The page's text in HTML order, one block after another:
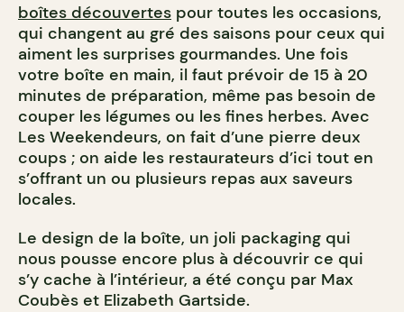
boîtes découvertes pour toutes les occasions,
qui changent au gré des saisons pour ceux qui
aiment les surprises gourmandes. Une fois
votre boîte en main, il faut prévoir de 15 à 20
minutes de préparation, même pas besoin de
couper les légumes ou les fines herbes. Avec
Les Weekendeurs, on fait d’une pierre deux
coups ; on aide les restaurateurs d’ici tout en
s’offrant un ou plusieurs repas aux saveurs
locales.
Le design de la boîte, un joli packaging qui
nous pousse encore plus à découvrir ce qui
s’y cache à l’intérieur, a été conçu par Max
Coubès et Elizabeth Gartside.